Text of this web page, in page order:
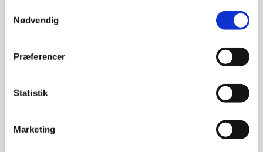
Nødvendig
Præferencer
Statistik
Marketing
Cangshan TN1-Serie
Cangshan TN1-Serie
SPAR 8%
Santoku 16,5 cm – Yaxell